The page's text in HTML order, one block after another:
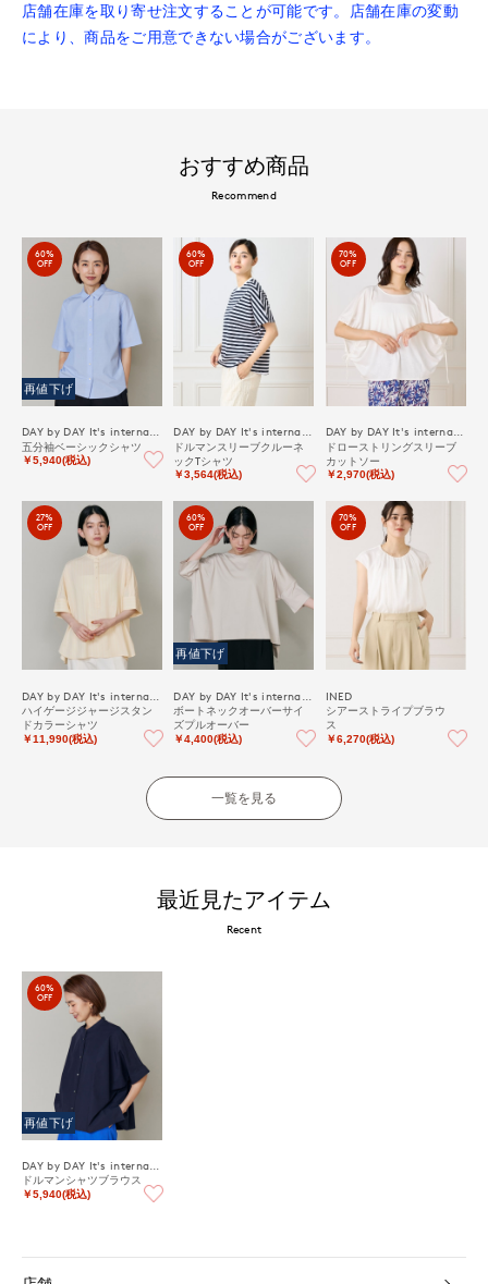
店舗在庫を取り寄せ注文することが可能です。店舗在庫の変動
により、商品をご用意できない場合がございます。
おすすめ商品
Recommend
60%
OFF
再値下げ
五分袖ベーシックシャツ
￥5,940(税込)
60%
OFF
ドルマンスリーブクルーネ
ックTシャツ
￥3,564(税込)
70%
OFF
ドローストリングスリーブ
カットソー
￥2,970(税込)
27%
OFF
ハイゲージジャージスタン
ドカラーシャツ
￥11,990(税込)
60%
OFF
再値下げ
ボートネックオーバーサイ
ズプルオーバー
￥4,400(税込)
70%
OFF
INED
シアーストライプブラウ
ス
￥6,270(税込)
一覧を見る
最近見たアイテム
Recent
60%
OFF
再値下げ
ドルマンシャツブラウス
￥5,940(税込)